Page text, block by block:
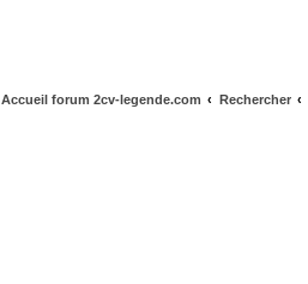
Accueil forum 2cv-legende.com Rechercher